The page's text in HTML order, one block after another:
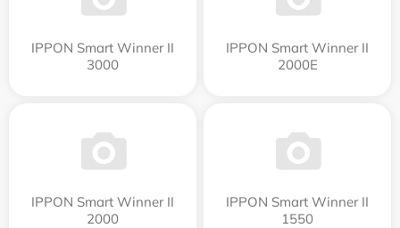
IPPON Smart Winner II
3000
IPPON Smart Winner II
2000E
IPPON Smart Winner II
2000
IPPON Smart Winner II
1550